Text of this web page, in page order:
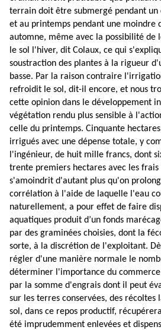
terrain doit être submergé pendant un
et au printemps pendant une moindre
automne, même avec la possibilité de
le sol l'hiver, dit Colaux, ce qui
soustraction des plantes à la rigueur
basse. Par la raison contraire
refroidit le sol, dit-il encore, et nous
cette opinion dans le développement
végétation rendu plus sensible à
celle du printemps. Cinquante
irrigués avec une dépense totale, y
l'ingénieur, de huit mille francs, dont
trente premiers hectares avec les
s'amoindrit d'autant plus qu'on
corrélation à l'aide de laquelle l'eau
naturellement, a pour effet de faire
aquatiques produit d’un fonds
par des graminées choisies, dont la
sorte, à la discrétion de l'exploitant.
régler d'une manière normale le
déterminer l'importance du
par la somme d'engrais dont il peut
sur les terres conservées, des récoltes
sol, dans ce repos productif,
été imprudemment enlevées et